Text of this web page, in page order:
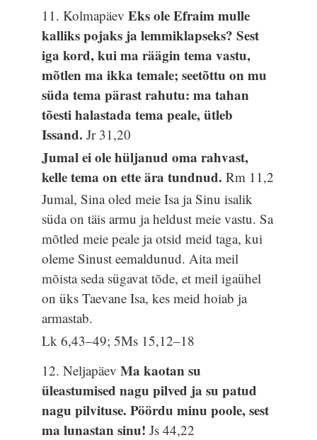
11. KolmapäevEks ole Efraim mulle
kalliks pojaks ja lemmiklapseks? Sest
iga kord, kui ma räägin tema vastu,
mõtlen ma ikka temale; seetõttu on mu
süda tema pärast rahutu: ma tahan
tõesti halastada tema peale, ütleb
Issand.Jr 31,20
Jumal ei ole hüljanud oma rahvast,
kelle tema on ette ära tundnud.Rm 11,2
Jumal, Sina oled meie Isa ja Sinu isalik
süda on täis armu ja heldust meie vastu. Sa
mõtled meie peale ja otsid meid taga, kui
oleme Sinust eemaldunud. Aita meil
mõista seda sügavat tõde, et meil igaühel
on üks Taevane Isa, kes meid hoiab ja
armastab.
Lk 6,43–49; 5Ms 15,12–18
12. NeljapäevMa kaotan su
üleastumised nagu pilved ja su patud
nagu pilvituse. Pöördu minu poole, sest
ma lunastan sinu!Js 44,22